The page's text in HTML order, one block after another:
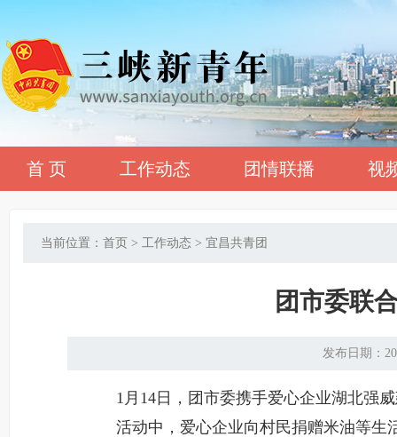
首 页 工作动态 团情联播 视
当前位置：首页 > 工作动态 > 宜昌共青团
团市委联
发布日期：
1月14日，团市委携手爱心企业湖北强威
活动中，爱心企业向村民捐赠米油等生